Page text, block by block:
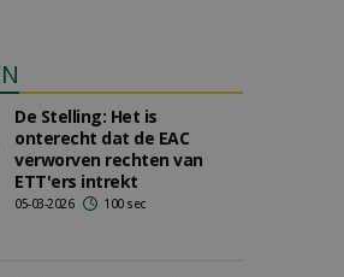
De Stelling: Het is
onterecht dat de EAC
verworven rechten van
ETT'ers intrekt
05-03-2026 100 sec